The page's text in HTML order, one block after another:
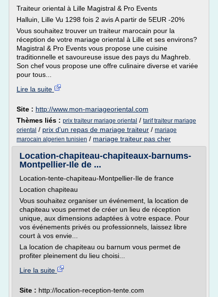
Traiteur oriental à Lille Magistral & Pro Events
Halluin, Lille Vu 1298 fois 2 avis A partir de 5EUR -20%
Vous souhaitez trouver un traiteur marocain pour la
réception de votre mariage oriental à Lille et ses environs?
Magistral & Pro Events vous propose une cuisine
traditionnelle et savoureuse issue des pays du Maghreb.
Son chef vous propose une offre culinaire diverse et variée
pour tous...
Lire la suite
Site : http://www.mon-mariageoriental.com
Thèmes liés : prix traiteur mariage oriental / tarif traiteur mariage
oriental / prix d'un repas de mariage traiteur / mariage
marocain algerien tunisien / mariage traiteur pas cher
Location-chapiteau-chapiteaux-barnums-
Montpellier-Ile de ...
Location-tente-chapiteau-Montpellier-Ile de france
Location chapiteau
Vous souhaitez organiser un événement, la location de
chapiteau vous permet de créer un lieu de réception
unique, aux dimensions adaptées à votre espace. Pour
vos événements privés ou professionnels, laissez libre
court à vos envie...
La location de chapiteau ou barnum vous permet de
profiter pleinement du lieu choisi...
Lire la suite
Site : http://location-reception-tente.com